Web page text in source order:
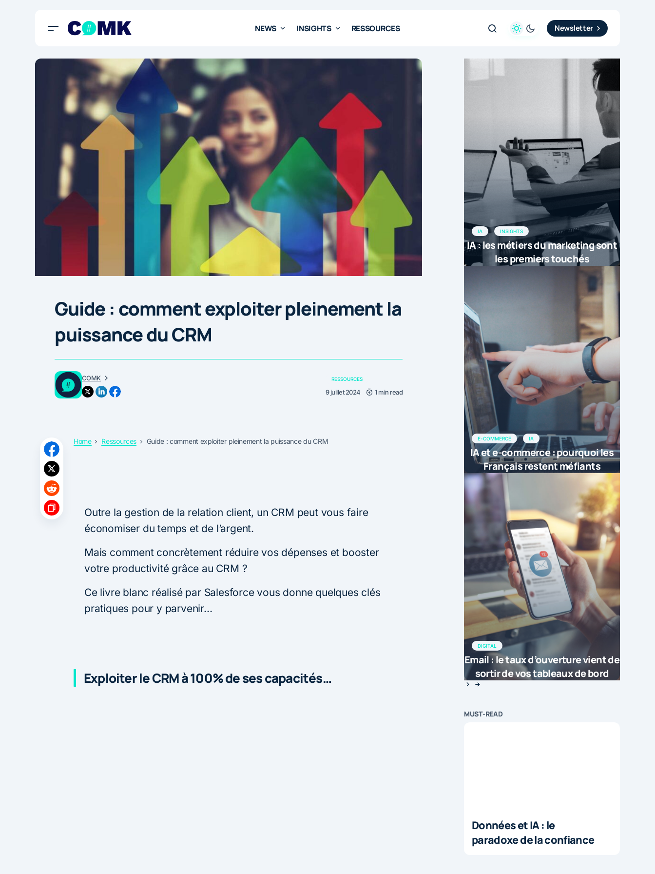
NEWS INSIGHTS RESSOURCES Newsletter
Guide : comment exploiter pleinement la
puissance du CRM
COMK RESSOURCES
9 juillet 2024 1 min read
Home Ressources Guide : comment exploiter pleinement la puissance du CRM
Outre la gestion de la relation client, un CRM peut vous faire
économiser du temps et de l’argent.
Mais comment concrètement réduire vos dépenses et booster
votre productivité grâce au CRM ?
Ce livre blanc réalisé par Salesforce vous donne quelques clés
pratiques pour y parvenir…
Exploiter le CRM à 100% de ses capacités…
IA INSIGHTS
IA : les métiers du marketing sont
les premiers touchés
E-COMMERCE IA
IA et e-commerce : pourquoi les
Français restent méfiants
DIGITAL
Email : le taux d’ouverture vient de
sortir de vos tableaux de bord
MUST-READ
Données et IA : le
paradoxe de la confiance